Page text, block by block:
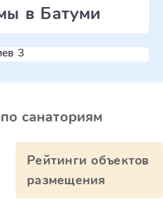
в Батуми
3
санаториям
Рейтинги объектов
размещения